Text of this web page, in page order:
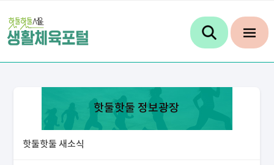
핫둘핫둘 정보광장
핫둘핫둘 새소식